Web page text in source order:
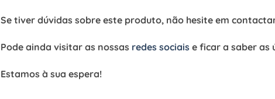
Se tiver dúvidas sobre este produto, não hesite em
Pode ainda visitar as nossas redes sociais e ficar a saber as
Estamos à sua espera!